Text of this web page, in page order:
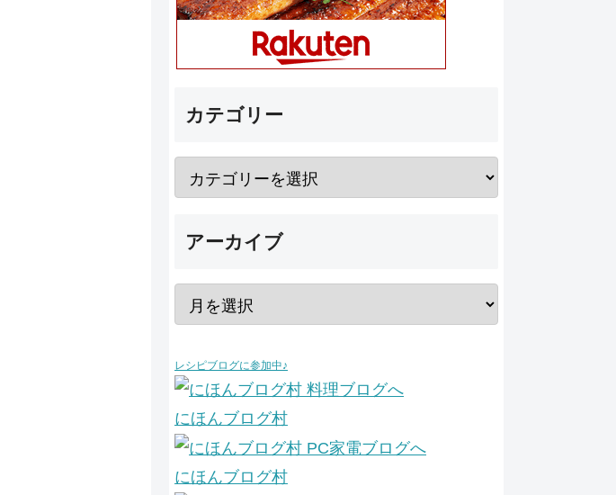
カテゴリー
アーカイブ
レシピブログに参加中♪
にほんブログ村
にほんブログ村